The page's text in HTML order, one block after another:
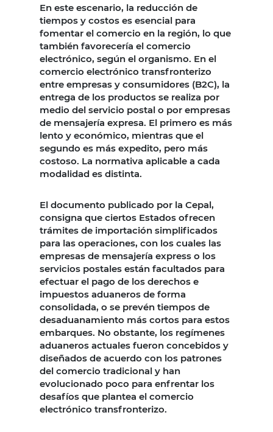
En este escenario, la reducción de
tiempos y costos es esencial para
fomentar el comercio en la región, lo que
también favorecería el comercio
electrónico, según el organismo. En el
comercio electrónico transfronterizo
entre empresas y consumidores (B2C), la
entrega de los productos se realiza por
medio del servicio postal o por empresas
de mensajería expresa. El primero es más
lento y económico, mientras que el
segundo es más expedito, pero más
costoso. La normativa aplicable a cada
modalidad es distinta.
El documento publicado por la Cepal,
consigna que ciertos Estados ofrecen
trámites de importación simplificados
para las operaciones, con los cuales las
empresas de mensajería express o los
servicios postales están facultados para
efectuar el pago de los derechos e
impuestos aduaneros de forma
consolidada, o se prevén tiempos de
desaduanamiento más cortos para estos
embarques. No obstante, los regímenes
aduaneros actuales fueron concebidos y
diseñados de acuerdo con los patrones
del comercio tradicional y han
evolucionado poco para enfrentar los
desafíos que plantea el comercio
electrónico transfronterizo.